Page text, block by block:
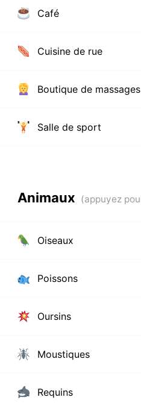
Café
Cuisine de rue
Boutique de massages
Salle de sport
Animaux
Oiseaux
Poissons
Oursins
Moustiques
Requins